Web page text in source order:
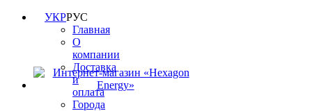
УКРРУС
Главная
О
компании
Доставка
и
оплата
Города